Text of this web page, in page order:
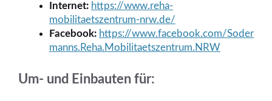
Internet: https://www.reha-
mobilitaetszentrum-nrw.de/
Facebook: https://www.facebook.com/Soder
manns.Reha.Mobilitaetszentrum.NRW
Um- und Einbauten für: